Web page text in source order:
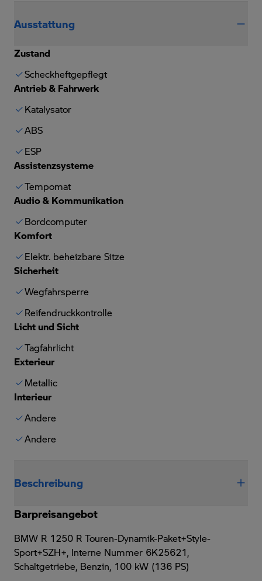
Ausstattung
Zustand
Scheckheftgepflegt
Antrieb & Fahrwerk
Katalysator
ABS
ESP
Assistenzsysteme
Tempomat
Audio & Kommunikation
Bordcomputer
Komfort
Elektr. beheizbare Sitze
Sicherheit
Wegfahrsperre
Reifendruckkontrolle
Licht und Sicht
Tagfahrlicht
Exterieur
Metallic
Interieur
Andere
Andere
Beschreibung
Barpreisangebot
BMW R 1250 R Touren-Dynamik-Paket+Style-
Sport+SZH+, Interne Nummer 6K25621,
Schaltgetriebe, Benzin, 100 kW (136 PS)